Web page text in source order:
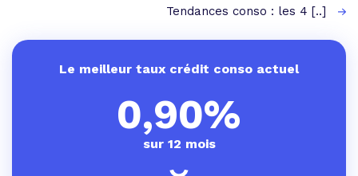
Tendances conso : les 4 [..]
Le meilleur taux crédit conso actuel
0,90%
sur 12 mois